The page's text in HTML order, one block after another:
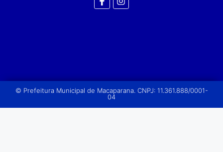
© Prefeitura Municipal de Macaparana. CNPJ: 11.361.888/0001-
04